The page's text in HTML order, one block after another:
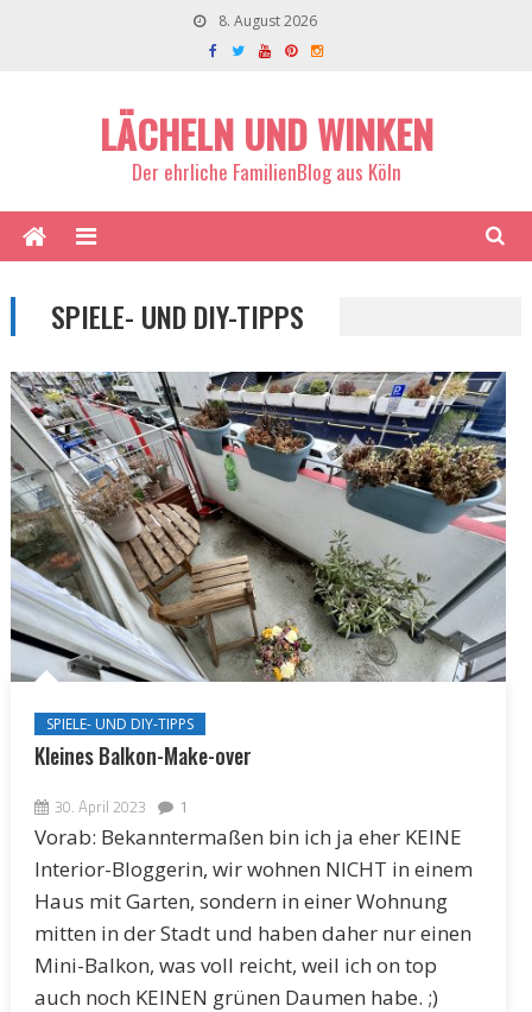
8. August 2026
LÄCHELN UND WINKEN
Der ehrliche FamilienBlog aus Köln
SPIELE- UND DIY-TIPPS
SPIELE- UND DIY-TIPPS
Kleines Balkon-Make-over
30. April 2023 1
Vorab: Bekanntermaßen bin ich ja eher KEINE
Interior-Bloggerin, wir wohnen NICHT in einem
Haus mit Garten, sondern in einer Wohnung
mitten in der Stadt und haben daher nur einen
Mini-Balkon, was voll reicht, weil ich on top
auch noch KEINEN grünen Daumen habe. ;)